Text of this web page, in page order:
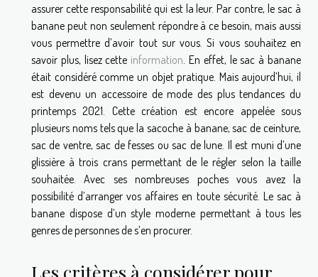
assurer cette responsabilité qui est la leur. Par contre, le sac à
banane peut non seulement répondre à ce besoin, mais aussi
vous permettre d’avoir tout sur vous. Si vous souhaitez en
savoir plus, lisez cette information. En effet, le sac à banane
était considéré comme un objet pratique. Mais aujourd’hui, il
est devenu un accessoire de mode des plus tendances du
printemps 2021. Cette création est encore appelée sous
plusieurs noms tels que la sacoche à banane, sac de ceinture,
sac de ventre, sac de fesses ou sac de lune. Il est muni d’une
glissière à trois crans permettant de le régler selon la taille
souhaitée. Avec ses nombreuses poches vous avez la
possibilité d’arranger vos affaires en toute sécurité. Le sac à
banane dispose d’un style moderne permettant à tous les
genres de personnes de s’en procurer.
Les critères à considérer pour